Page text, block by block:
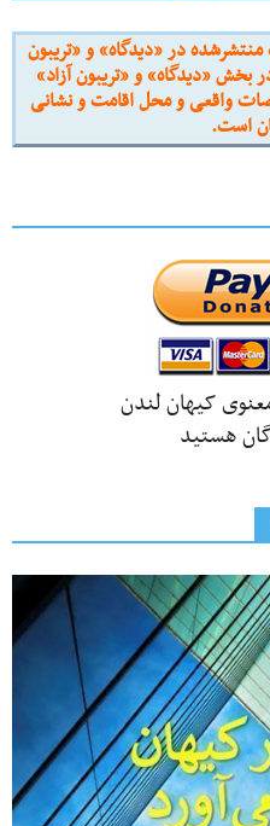
در «دیدگاه» و «تریبون
«دیدگاه» و «تریبون آزاد»
واقعی و محل اقامت و نشانی
است.
کیهان لندن
هستید